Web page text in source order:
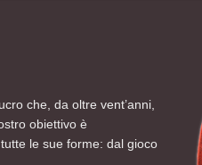
che, da oltre vent’anni,
obiettivo è
le sue forme: dal gioco